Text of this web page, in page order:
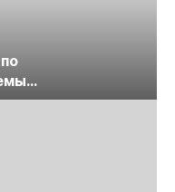
экспертизы